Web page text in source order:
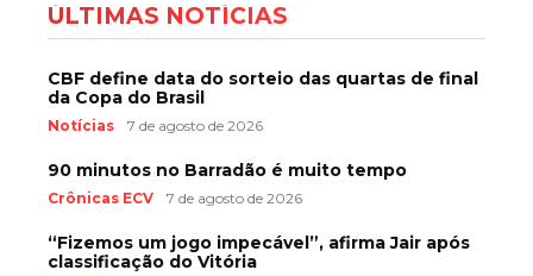
ÚLTIMAS NOTÍCIAS
CBF define data do sorteio das quartas de final
da Copa do Brasil
Notícias 7 de agosto de 2026
90 minutos no Barradão é muito tempo
Crônicas ECV 7 de agosto de 2026
“Fizemos um jogo impecável”, afirma Jair após
classificação do Vitória